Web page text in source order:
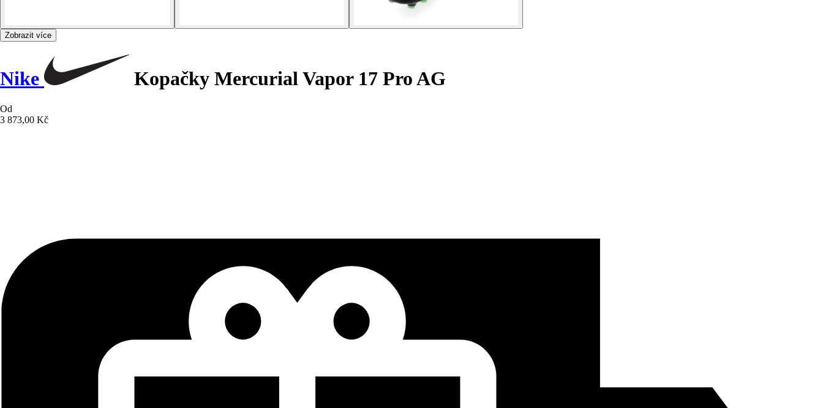
Zobrazit více
Nike Kopačky Mercurial Vapor 17 Pro AG
Od
3 873,00 Kč